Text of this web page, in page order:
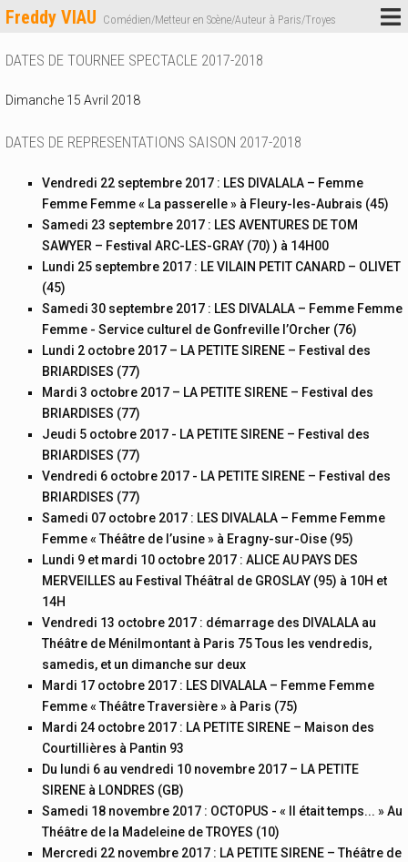
Freddy VIAU Comédien/Metteur en Scène/Auteur à Paris/Troyes
DATES DE TOURNEE SPECTACLE 2017-2018
Dimanche 15 Avril 2018
DATES DE REPRESENTATIONS SAISON 2017-2018
Vendredi 22 septembre 2017 : LES DIVALALA – Femme
Femme Femme « La passerelle » à Fleury-les-Aubrais (45)
Samedi 23 septembre 2017 : LES AVENTURES DE TOM
SAWYER – Festival ARC-LES-GRAY (70) ) à 14H00
Lundi 25 septembre 2017 : LE VILAIN PETIT CANARD – OLIVET
(45)
Samedi 30 septembre 2017 : LES DIVALALA – Femme Femme
Femme - Service culturel de Gonfreville l’Orcher (76)
Lundi 2 octobre 2017 – LA PETITE SIRENE – Festival des
BRIARDISES (77)
Mardi 3 octobre 2017 – LA PETITE SIRENE – Festival des
BRIARDISES (77)
Jeudi 5 octobre 2017 - LA PETITE SIRENE – Festival des
BRIARDISES (77)
Vendredi 6 octobre 2017 - LA PETITE SIRENE – Festival des
BRIARDISES (77)
Samedi 07 octobre 2017 : LES DIVALALA – Femme Femme
Femme « Théâtre de l’usine » à Eragny-sur-Oise (95)
Lundi 9 et mardi 10 octobre 2017 : ALICE AU PAYS DES
MERVEILLES au Festival Théâtral de GROSLAY (95) à 10H et
14H
Vendredi 13 octobre 2017 : démarrage des DIVALALA au
Théâtre de Ménilmontant à Paris 75 Tous les vendredis,
samedis, et un dimanche sur deux
Mardi 17 octobre 2017 : LES DIVALALA – Femme Femme
Femme « Théâtre Traversière » à Paris (75)
Mardi 24 octobre 2017 : LA PETITE SIRENE – Maison des
Courtillières à Pantin 93
Du lundi 6 au vendredi 10 novembre 2017 – LA PETITE
SIRENE à LONDRES (GB)
Samedi 18 novembre 2017 : OCTOPUS - « Il était temps... » Au
Théâtre de la Madeleine de TROYES (10)
Mercredi 22 novembre 2017 : LA PETITE SIRENE – Théâtre de